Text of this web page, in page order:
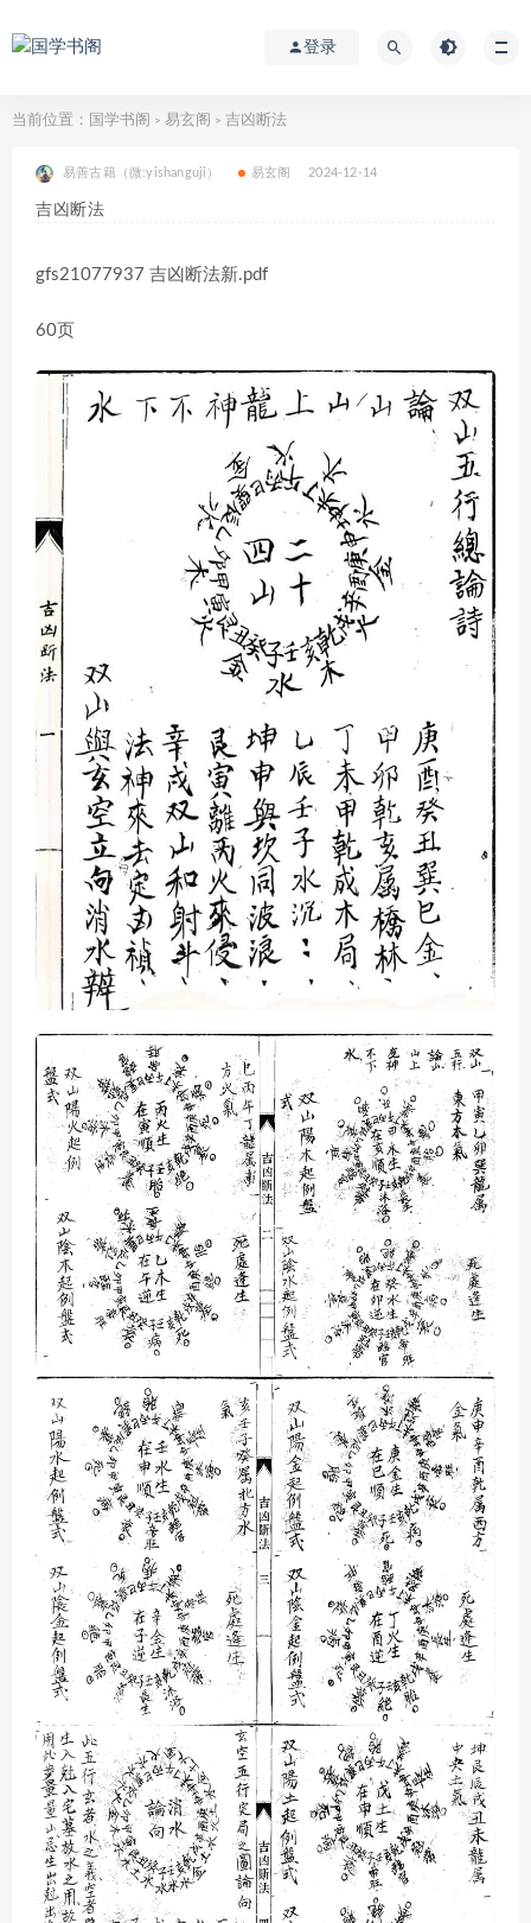
登录
当前位置： 国学书阁 > 易玄阁 > 吉凶断法
易善古籍（微:yishanguji） 易玄阁 2024-12-14
吉凶断法
gfs21077937 吉凶断法新.pdf
60页